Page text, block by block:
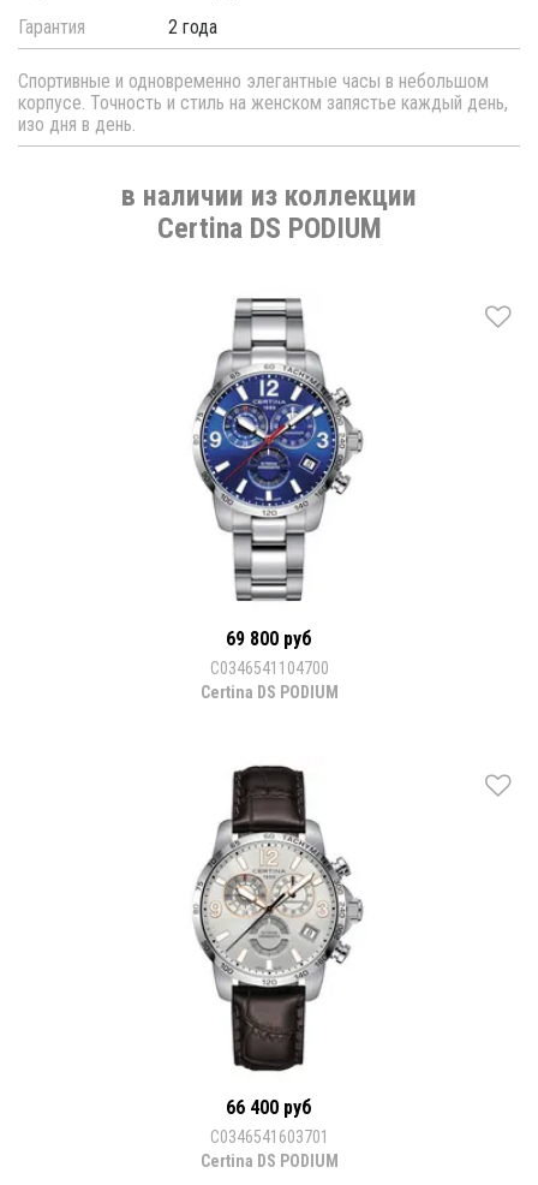
Гарантия
2 года
Спортивные и одновременно элегантные часы в небольшом
корпусе. Точность и стиль на женском запястье каждый день,
изо дня в день.
в наличии из коллекции
Certina DS PODIUM
69 800 руб
C0346541104700
Certina DS PODIUM
66 400 руб
C0346541603701
Certina DS PODIUM